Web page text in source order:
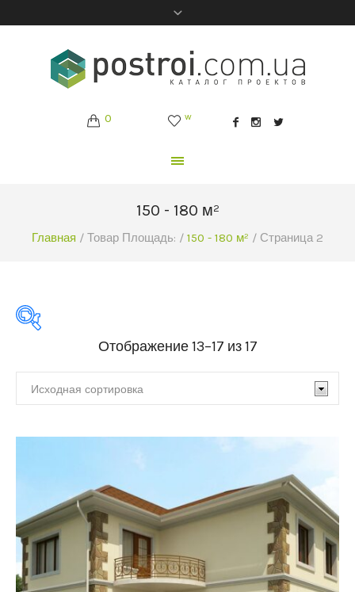
0 w
150 - 180 м²
Главная / Товар Площадь: / 150 - 180 м² / Страница 2
По
этажности:
C мансардой(9)
Двухэтажные(6)
комнат:
4 (9)
Отображение 13–17 из 17